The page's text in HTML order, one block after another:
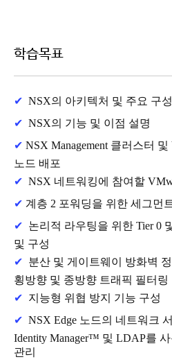
학습목표
✔ NSX의 아키텍처 및 주요 구
✔ NSX의 기능 및 이점 설명
✔ NSX Management 클러스터
노드 배포
✔ NSX 네트워킹에 참여할
✔ 계층 2 포워딩을 위한 세그먼
✔ 논리적 라우팅을 위한 Tier 0
및 구성
✔ 분산 및 게이트웨이 방화벽
횡방향 및 종방향 트래픽 필터링
✔ 지능형 위협 방지 기능 구성
✔ NSX Edge 노드의 네트워크
Identity Manager™ 및 LDAP를
관리